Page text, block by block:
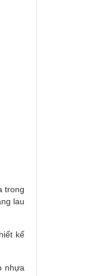
trong
lau
kế
nhựa